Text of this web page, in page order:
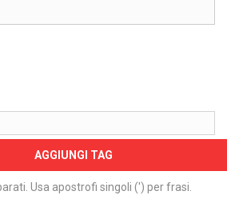
AGGIUNGI TAG
Usa apostrofi singoli (') per frasi.